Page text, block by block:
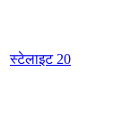
स्टेलाइट 20